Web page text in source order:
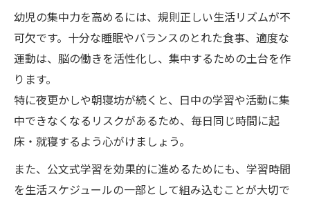
幼児の集中力を高めるには、規則正しい生活リズムが不
可欠です。十分な睡眠やバランスのとれた食事、適度な
運動は、脳の働きを活性化し、集中するための土台を作
ります。
特に夜更かしや朝寝坊が続くと、日中の学習や活動に集
中できなくなるリスクがあるため、毎日同じ時間に起
床・就寝するよう心がけましょう。
また、公文式学習を効果的に進めるためにも、学習時間
を生活スケジュールの一部として組み込むことが大切で